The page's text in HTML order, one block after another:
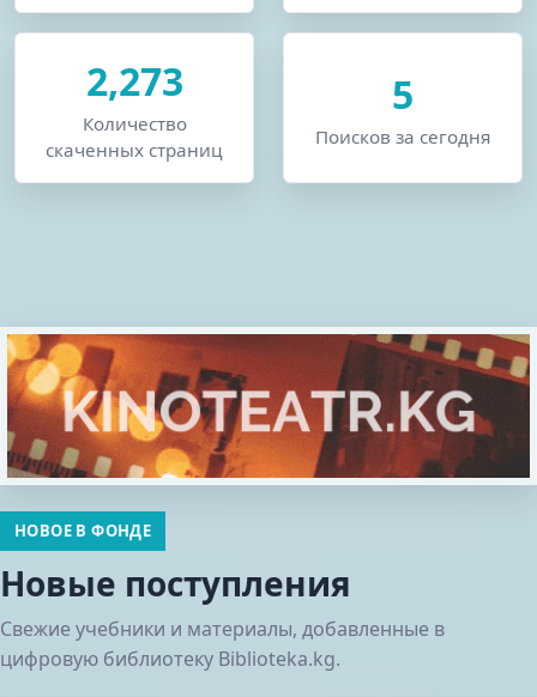
2,273
Количество
скаченных страниц
5
Поисков за сегодня
НОВОЕ В ФОНДЕ
Новые поступления
Свежие учебники и материалы, добавленные в
цифровую библиотеку Biblioteka.kg.